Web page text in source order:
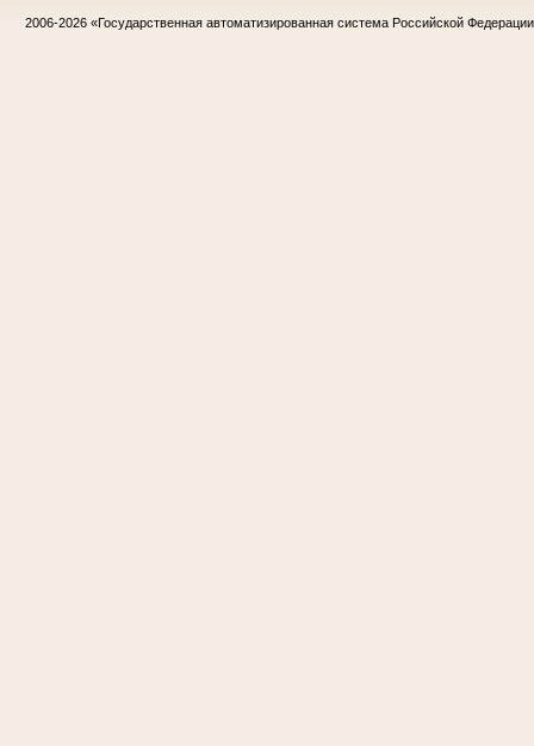
2006-2026 «Государственная автоматизированная система Российской